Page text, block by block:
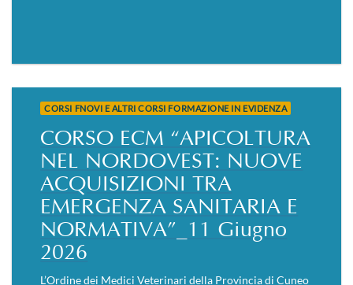
CORSI FNOVI E ALTRI CORSI FORMAZIONE IN EVIDENZA
CORSO ECM “APICOLTURA
NEL NORDOVEST: NUOVE
ACQUISIZIONI TRA
EMERGENZA SANITARIA E
NORMATIVA”_11 Giugno
2026
L’Ordine dei Medici Veterinari della Provincia di Cuneo